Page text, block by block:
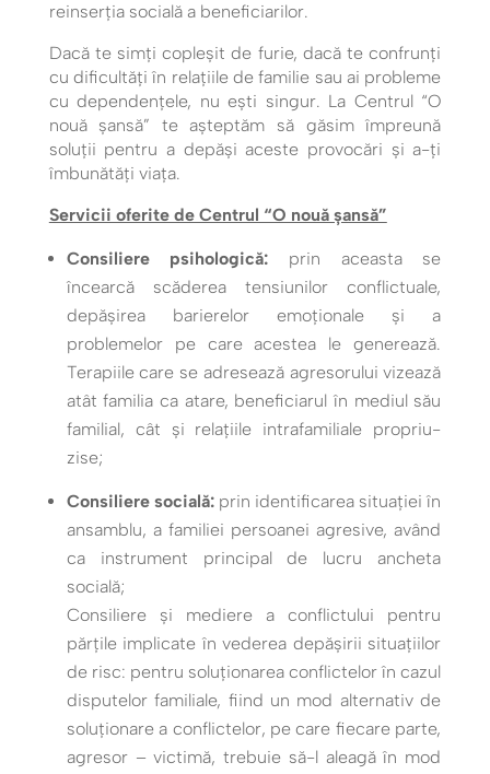
reinserția socială a beneficiarilor.
Dacă te simți copleșit de furie, dacă te confrunți
cu dificultăți în relațiile de familie sau ai probleme
cu dependențele, nu ești singur. La Centrul “O
nouă șansă” te așteptăm să găsim împreună
soluții pentru a depăși aceste provocări și a-ți
îmbunătăți viața.
Servicii oferite de Centrul “O nouă șansă”
Consiliere psihologică:
prin aceasta se
încearcă scăderea tensiunilor conflictuale,
depășirea barierelor emoționale și a
problemelor pe care acestea le generează.
Terapiile care se adresează agresorului vizează
atât familia ca atare, beneficiarul în mediul său
familial, cât și relațiile intrafamiliale propriu-
zise;
Consiliere socială: prin identificarea situației în
ansamblu, a familiei persoanei agresive, având
ca instrument principal de lucru ancheta
socială;
Consiliere și mediere a conflictului pentru
părțile implicate în vederea depășirii situațiilor
de risc: pentru soluționarea conflictelor în cazul
disputelor familiale, fiind un mod alternativ de
soluționare a conflictelor, pe care fiecare parte,
agresor – victimă, trebuie să-l aleagă în mod